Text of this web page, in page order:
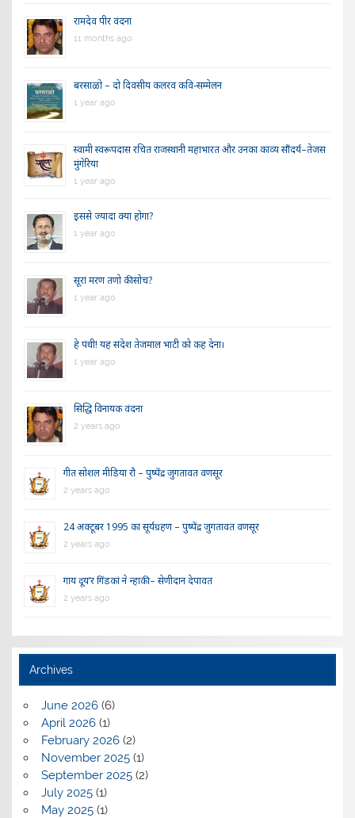
रामदेव पीर वंदना
11 months ago
बरसाळो – दो दिवसीय कलरव कवि-सम्मेलन
1 year ago
स्वामी स्वरूपदास रचित राजस्थानी महाभारत और उनका काव्य सौंदर्य–तेजस
मुंगेरिया
1 year ago
इससे ज्यादा क्या होगा?
1 year ago
सूरां मरण तणो की सोच?
1 year ago
हे पंथी! यह संदेश तेजमाल भाटी को कह देना।
1 year ago
सिद्धि विनायक वंदना
2 years ago
गीत सोशल मीडिया रौ – पुष्पेंद्र जुगतावत वणसूर
2 years ago
24 अक्टूबर 1995 का सूर्यग्रहण – पुष्पेंद्र जुगतावत वणसूर
2 years ago
गाय दूय’र गिंडकां ने न्हाकी – सेणीदान देपावत
2 years ago
Archives
June 2026(6)
April 2026(1)
February 2026(2)
November 2025(1)
September 2025(2)
July 2025(1)
May 2025(1)